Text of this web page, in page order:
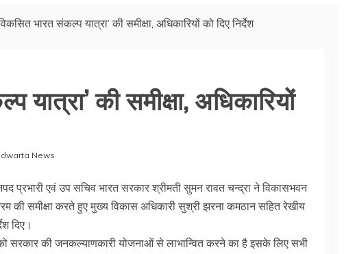
भारत संकल्प यात्रा’ की समीक्षा, अधिकारियों को दिए निर्देश
यात्रा’ की समीक्षा, अधिकारियों
News
प्रभारी एवं उप सचिव भारत सरकार श्रीमती सुमन रावत चन्द्रा ने विकासभवन
की समीक्षा करते हुए मुख्य विकास अधिकारी सुश्री झरना कमठान सहित रेखीय
दिए।
सरकार की जनकल्याणकारी योजनाओं से लाभान्वित करने का है इसके लिए सभी